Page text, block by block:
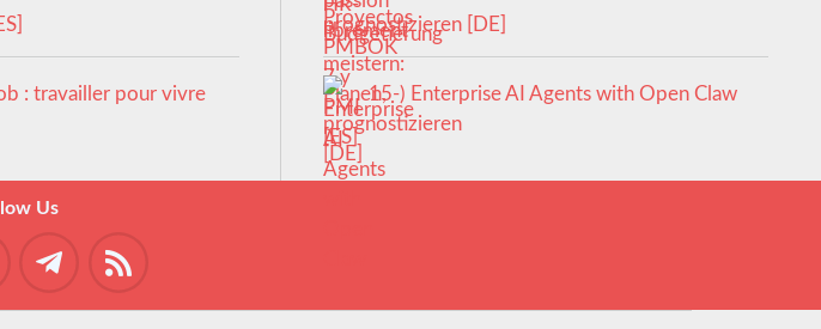
: travailler pour vivre
prognostizieren [DE]
15-) Enterprise AI Agents with Open Claw
Us